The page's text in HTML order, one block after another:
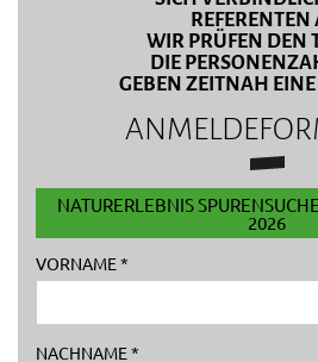
REFERENTEN
WIR PRÜFEN DEN
DIE
GEBEN ZEITNAH
NATURERLEBNIS
2026
VORNAME *
NACHNAME *